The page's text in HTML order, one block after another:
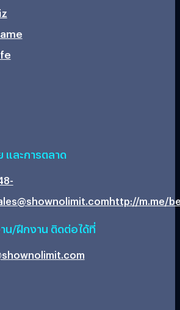
และการตลาด
http://m.me/
น/ฝึกงาน ติดต่อได้ที่